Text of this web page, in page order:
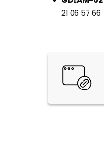
21 06 57 66